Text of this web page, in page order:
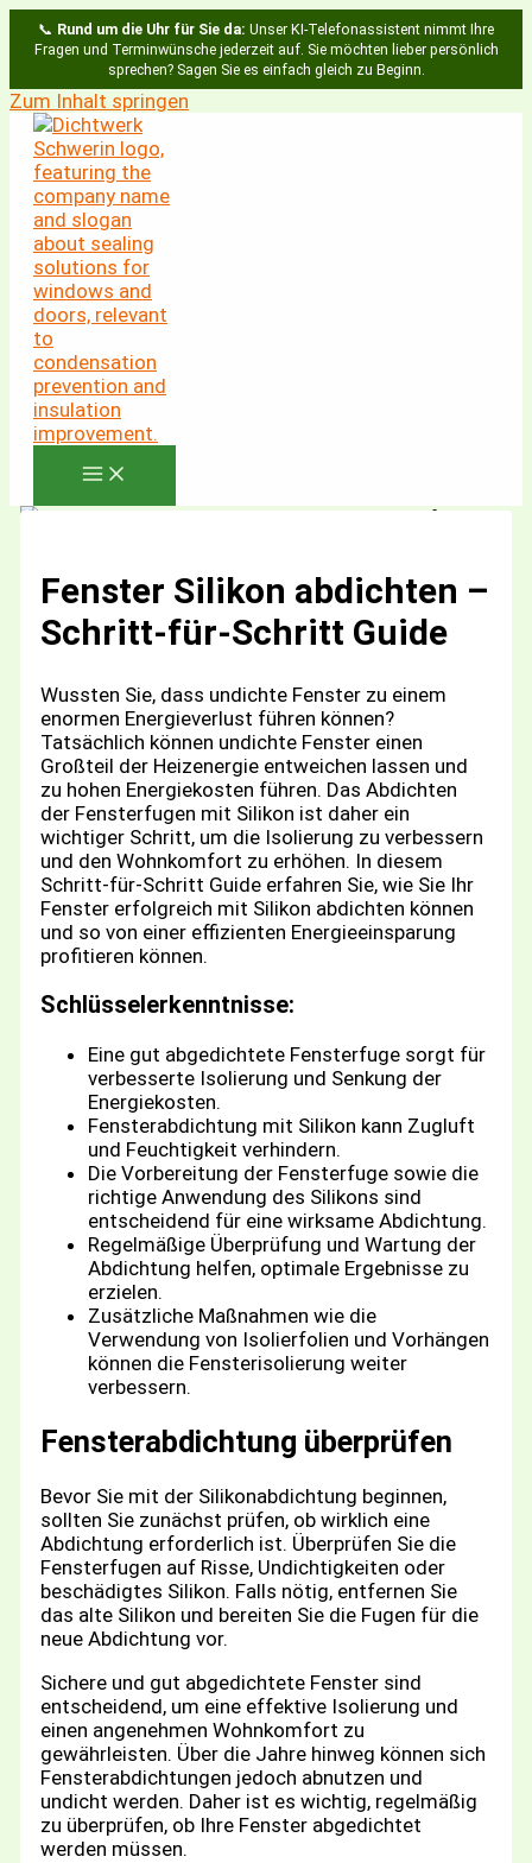
📞 Rund um die Uhr für Sie da: Unser KI-Telefonassistent nimmt Ihre
Fragen und Terminwünsche jederzeit auf. Sie möchten lieber persönlich
sprechen? Sagen Sie es einfach gleich zu Beginn.
Zum Inhalt springen
Fenster Silikon abdichten –
Schritt-für-Schritt Guide
Wussten Sie, dass undichte Fenster zu einem
enormen Energieverlust führen können?
Tatsächlich können undichte Fenster einen
Großteil der Heizenergie entweichen lassen und
zu hohen Energiekosten führen. Das Abdichten
der Fensterfugen mit Silikon ist daher ein
wichtiger Schritt, um die Isolierung zu verbessern
und den Wohnkomfort zu erhöhen. In diesem
Schritt-für-Schritt Guide erfahren Sie, wie Sie Ihr
Fenster erfolgreich mit Silikon abdichten können
und so von einer effizienten Energieeinsparung
profitieren können.
Schlüsselerkenntnisse:
Eine gut abgedichtete Fensterfuge sorgt für
verbesserte Isolierung und Senkung der
Energiekosten.
Fensterabdichtung mit Silikon kann Zugluft
und Feuchtigkeit verhindern.
Die Vorbereitung der Fensterfuge sowie die
richtige Anwendung des Silikons sind
entscheidend für eine wirksame Abdichtung.
Regelmäßige Überprüfung und Wartung der
Abdichtung helfen, optimale Ergebnisse zu
erzielen.
Zusätzliche Maßnahmen wie die
Verwendung von Isolierfolien und Vorhängen
können die Fensterisolierung weiter
verbessern.
Fensterabdichtung überprüfen
Bevor Sie mit der Silikonabdichtung beginnen,
sollten Sie zunächst prüfen, ob wirklich eine
Abdichtung erforderlich ist. Überprüfen Sie die
Fensterfugen auf Risse, Undichtigkeiten oder
beschädigtes Silikon. Falls nötig, entfernen Sie
das alte Silikon und bereiten Sie die Fugen für die
neue Abdichtung vor.
Sichere und gut abgedichtete Fenster sind
entscheidend, um eine effektive Isolierung und
einen angenehmen Wohnkomfort zu
gewährleisten. Über die Jahre hinweg können sich
Fensterabdichtungen jedoch abnutzen und
undicht werden. Daher ist es wichtig, regelmäßig
zu überprüfen, ob Ihre Fenster abgedichtet
werden müssen.